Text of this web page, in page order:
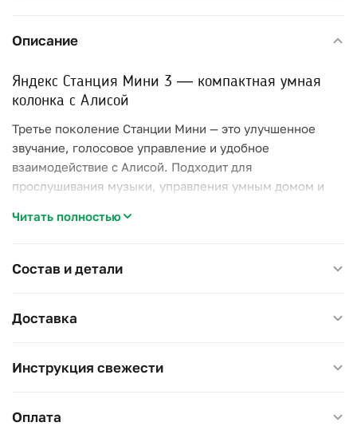
Описание
Яндекс Станция Мини 3 — компактная умная
колонка с Алисой
Третье поколение Станции Мини — это улучшенное
звучание, голосовое управление и удобное
взаимодействие с Алисой. Подходит для
прослушивания музыки, управления умным домом и
Объёмный и чистый звук с усиленными басами;
Совместимость с Яндекс Музыкой, ВКонтакте
климат и многое другое;
Читать полностью
Состав и детали
Доставка
Инструкция свежести
Оплата